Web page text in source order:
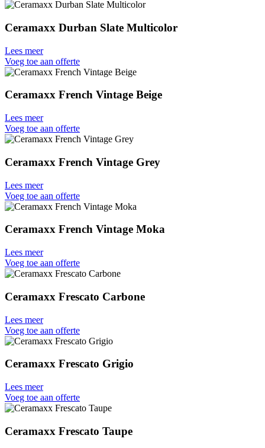
Ceramaxx Durban Slate Multicolor
Lees meer
Voeg toe aan offerte
Ceramaxx French Vintage Beige
Lees meer
Voeg toe aan offerte
Ceramaxx French Vintage Grey
Lees meer
Voeg toe aan offerte
Ceramaxx French Vintage Moka
Lees meer
Voeg toe aan offerte
Ceramaxx Frescato Carbone
Lees meer
Voeg toe aan offerte
Ceramaxx Frescato Grigio
Lees meer
Voeg toe aan offerte
Ceramaxx Frescato Taupe